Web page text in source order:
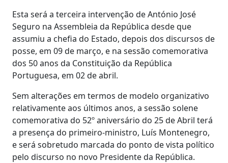
Esta será a terceira intervenção de António José
Seguro na Assembleia da República desde que
assumiu a chefia do Estado, depois dos discursos de
posse, em 09 de março, e na sessão comemorativa
dos 50 anos da Constituição da República
Portuguesa, em 02 de abril.
Sem alterações em termos de modelo organizativo
relativamente aos últimos anos, a sessão solene
comemorativa do 52º aniversário do 25 de Abril terá
a presença do primeiro-ministro, Luís Montenegro,
e será sobretudo marcada do ponto de vista político
pelo discurso no novo Presidente da República.